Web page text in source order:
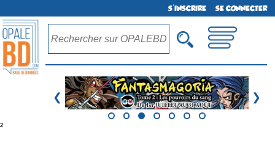
S'INSCRIRE SE CONNECTER
❮ ❯
²